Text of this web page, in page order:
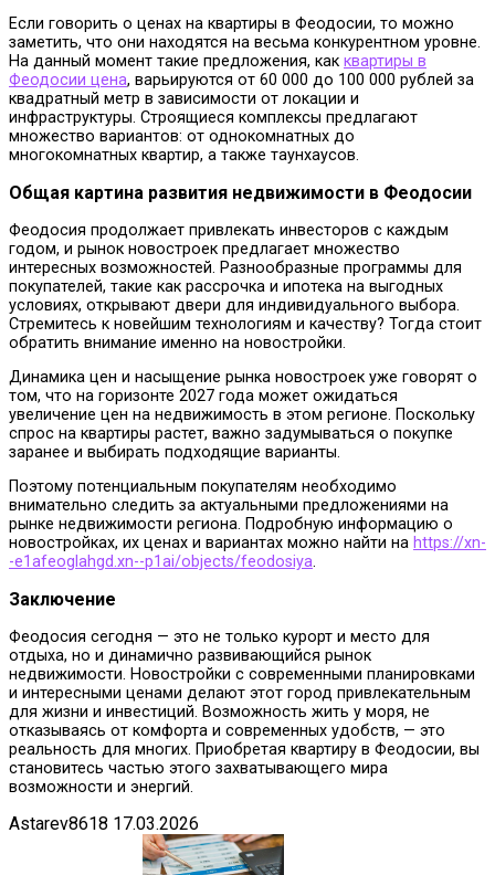
Если говорить о ценах на квартиры в Феодосии, то можно
заметить, что они находятся на весьма конкурентном уровне.
На данный момент такие предложения, как квартиры в
Феодосии цена, варьируются от 60 000 до 100 000 рублей за
квадратный метр в зависимости от локации и
инфраструктуры. Строящиеся комплексы предлагают
множество вариантов: от однокомнатных до
многокомнатных квартир, а также таунхаусов.
Общая картина развития недвижимости в Феодосии
Феодосия продолжает привлекать инвесторов с каждым
годом, и рынок новостроек предлагает множество
интересных возможностей. Разнообразные программы для
покупателей, такие как рассрочка и ипотека на выгодных
условиях, открывают двери для индивидуального выбора.
Стремитесь к новейшим технологиям и качеству? Тогда стоит
обратить внимание именно на новостройки.
Динамика цен и насыщение рынка новостроек уже говорят о
том, что на горизонте 2027 года может ожидаться
увеличение цен на недвижимость в этом регионе. Поскольку
спрос на квартиры растет, важно задумываться о покупке
заранее и выбирать подходящие варианты.
Поэтому потенциальным покупателям необходимо
внимательно следить за актуальными предложениями на
рынке недвижимости региона. Подробную информацию о
новостройках, их ценах и вариантах можно найти на https://xn-
-e1afeoglahgd.xn--p1ai/objects/feodosiya.
Заключение
Феодосия сегодня — это не только курорт и место для
отдыха, но и динамично развивающийся рынок
недвижимости. Новостройки с современными планировками
и интересными ценами делают этот город привлекательным
для жизни и инвестиций. Возможность жить у моря, не
отказываясь от комфорта и современных удобств, — это
реальность для многих. Приобретая квартиру в Феодосии, вы
становитесь частью этого захватывающего мира
возможности и энергий.
Astarev8618 17.03.2026